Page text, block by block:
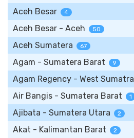
Aceh Besar 4
Aceh Besar - Aceh 50
Aceh Sumatera 67
Agam - Sumatera Barat 9
Agam Regency - West Sumatra
Air Bangis - Sumatera Barat 1
Ajibata - Sumatera Utara 2
Akat - Kalimantan Barat 2